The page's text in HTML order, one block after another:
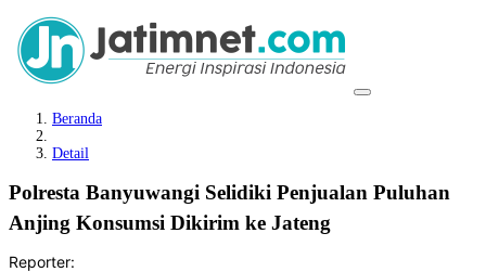
Beranda
Detail
Polresta Banyuwangi Selidiki Penjualan Puluhan
Anjing Konsumsi Dikirim ke Jateng
Reporter: